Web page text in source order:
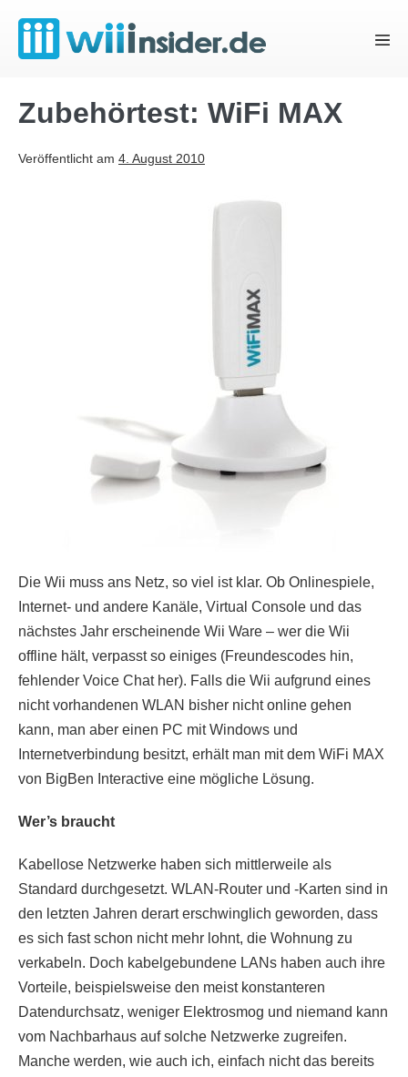
Inhalt
springen
Zubehörtest: WiFi MAX
Veröffentlicht am 4. August 2010
Die Wii muss ans Netz, so viel ist klar. Ob Onlinespiele,
Internet- und andere Kanäle, Virtual Console und das
nächstes Jahr erscheinende Wii Ware – wer die Wii
offline hält, verpasst so einiges (Freundescodes hin,
fehlender Voice Chat her). Falls die Wii aufgrund eines
nicht vorhandenen WLAN bisher nicht online gehen
kann, man aber einen PC mit Windows und
Internetverbindung besitzt, erhält man mit dem WiFi MAX
von BigBen Interactive eine mögliche Lösung.
Wer’s braucht
Kabellose Netzwerke haben sich mittlerweile als
Standard durchgesetzt. WLAN-Router und -Karten sind in
den letzten Jahren derart erschwinglich geworden, dass
es sich fast schon nicht mehr lohnt, die Wohnung zu
verkabeln. Doch kabelgebundene LANs haben auch ihre
Vorteile, beispielsweise den meist konstanteren
Datendurchsatz, weniger Elektrosmog und niemand kann
vom Nachbarhaus auf solche Netzwerke zugreifen.
Manche werden, wie auch ich, einfach nicht das bereits